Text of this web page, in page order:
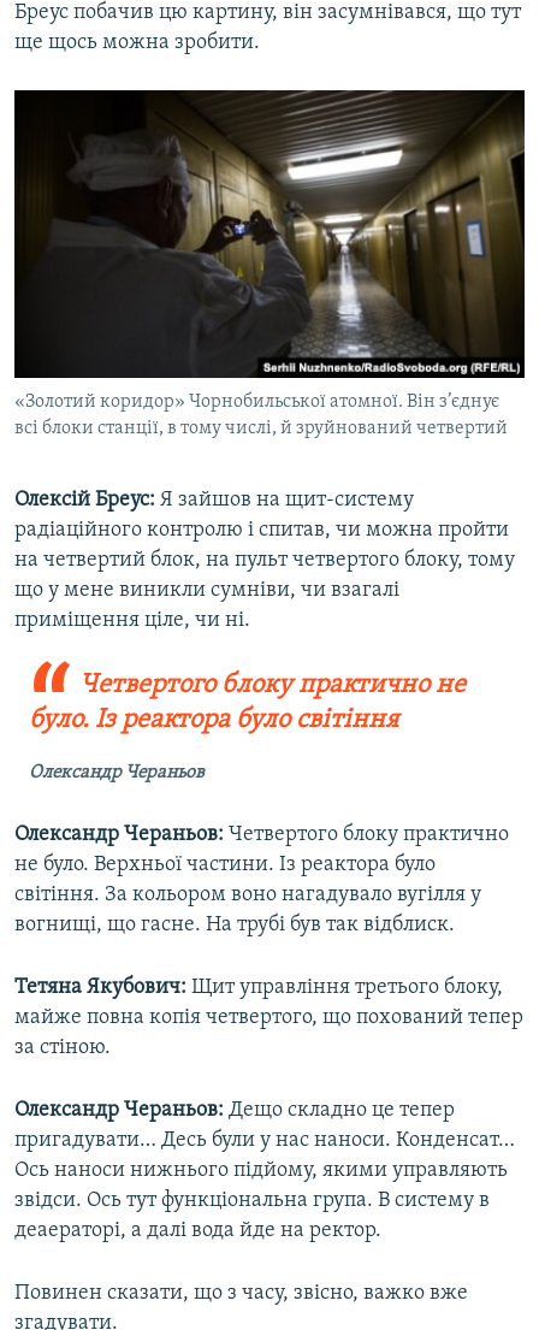
Бреус побачив цю картину, він засумнівався, що тут
ще щось можна зробити.
«Золотий коридор» Чорнобильської атомної. Він з’єднує
всі блоки станції, в тому числі, й зруйнований четвертий
Олексій Бреус: Я зайшов на щит-систему
радіаційного контролю і спитав, чи можна пройти
на четвертий блок, на пульт четвертого блоку, тому
що у мене виникли сумніви, чи взагалі
приміщення ціле, чи ні.
Четвертого блоку практично не
було. Із реактора було світіння
Олександр Чераньов
Олександр Чераньов: Четвертого блоку практично
не було. Верхньої частини. Із реактора було
світіння. За кольором воно нагадувало вугілля у
вогнищі, що гасне. На трубі був так відблиск.
Тетяна Якубович: Щит управління третього блоку,
майже повна копія четвертого, що похований тепер
за стіною.
Олександр Чераньов: Дещо складно це тепер
пригадувати… Десь були у нас наноси. Конденсат…
Ось наноси нижнього підйому, якими управляють
звідси. Ось тут функціональна група. В систему в
деаераторі, а далі вода йде на ректор.
Повинен сказати, що з часу, звісно, важко вже
згадувати.